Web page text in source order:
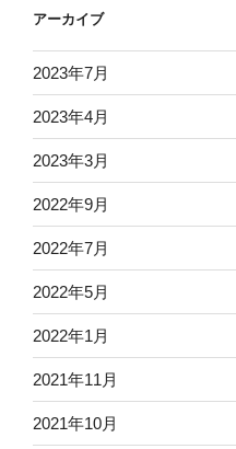
アーカイブ
2023年7月
2023年4月
2023年3月
2022年9月
2022年7月
2022年5月
2022年1月
2021年11月
2021年10月